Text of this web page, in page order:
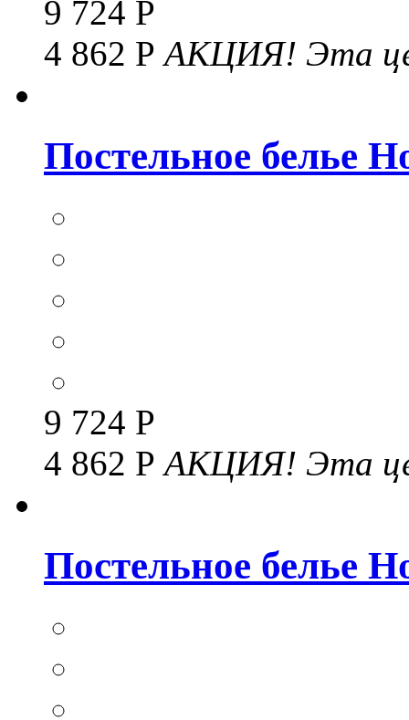
9 724 Р
4 862 РАКЦИЯ! Эта
Постельное белье
9 724 Р
4 862 РАКЦИЯ! Эта
Постельное белье